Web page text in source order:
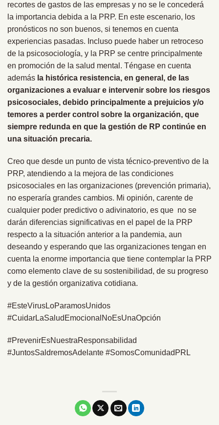
recortes de gastos de las empresas y no se le concederá
la importancia debida a la PRP. En este escenario, los
pronósticos no son buenos, si tenemos en cuenta
experiencias pasadas. Incluso puede haber un retroceso
de la psicosociología, y la PRP se centre principalmente
en promoción de la salud mental. Téngase en cuenta
además la histórica resistencia, en general, de las
organizaciones a evaluar e intervenir sobre los riesgos
psicosociales, debido principalmente a prejuicios y/o
temores a perder control sobre la organización, que
siempre redunda en que la gestión de RP continúe en
una situación precaria.
Creo que desde un punto de vista técnico-preventivo de la
PRP, atendiendo a la mejora de las condiciones
psicosociales en las organizaciones (prevención primaria),
no esperaría grandes cambios. Mi opinión, carente de
cualquier poder predictivo o adivinatorio, es que no se
darán diferencias significativas en el papel de la PRP
respecto a la situación anterior a la pandemia, aun
deseando y esperando que las organizaciones tengan en
cuenta la enorme importancia que tiene contemplar la PRP
como elemento clave de su sostenibilidad, de su progreso
y de la gestión organizativa cotidiana.
#EsteVirusLoParamosUnidos
#CuidarLaSaludEmocionalNoEsUnaOpción
#PrevenirEsNuestraResponsabilidad
#JuntosSaldremosAdelante #SomosComunidadPRL